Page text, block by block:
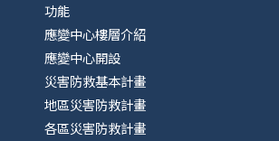
功能
應變中心樓層介紹
應變中心開設
災害防救基本計畫
地區災害防救計畫
各區災害防救計畫